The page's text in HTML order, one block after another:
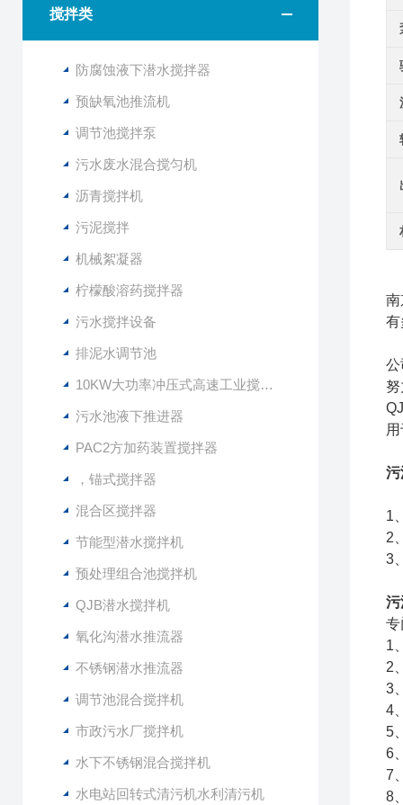
搅拌类
防腐蚀液下潜水搅拌器
预缺氧池推流机
调节池搅拌泵
污水废水混合搅匀机
沥青搅拌机
污泥搅拌
机械絮凝器
柠檬酸溶药搅拌器
污水搅拌设备
排泥水调节池
10KW大功率冲压式高速工业搅拌设备
污水池液下推进器
PAC2方加药装置搅拌器
，锚式搅拌器
混合区搅拌器
节能型潜水搅拌机
预处理组合池搅拌机
QJB潜水搅拌机
氧化沟潜水推流器
不锈钢潜水推流器
调节池混合搅拌机
市政污水厂搅拌机
水下不锈钢混合搅拌机
水电站回转式清污机水利清污机
南
有
公
污
1
2
3
污
专
1
2
3
4
5
6
7
8